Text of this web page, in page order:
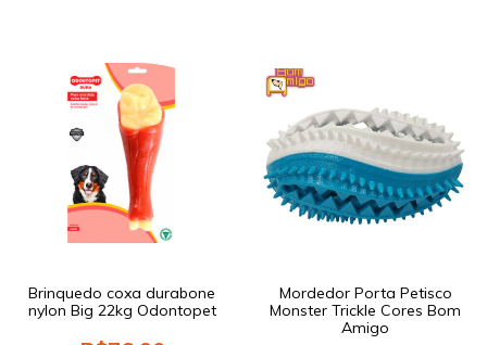
Brinquedo coxa durabone
nylon Big 22kg Odontopet
Mordedor Porta Petisco
Monster Trickle Cores Bom
Amigo